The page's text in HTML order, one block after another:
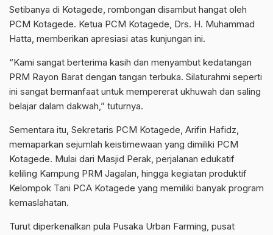
Setibanya di Kotagede, rombongan disambut hangat oleh
PCM Kotagede. Ketua PCM Kotagede, Drs. H. Muhammad
Hatta, memberikan apresiasi atas kunjungan ini.
“Kami sangat berterima kasih dan menyambut kedatangan
PRM Rayon Barat dengan tangan terbuka. Silaturahmi seperti
ini sangat bermanfaat untuk mempererat ukhuwah dan saling
belajar dalam dakwah,” tuturnya.
Sementara itu, Sekretaris PCM Kotagede, Arifin Hafidz,
memaparkan sejumlah keistimewaan yang dimiliki PCM
Kotagede. Mulai dari Masjid Perak, perjalanan edukatif
keliling Kampung PRM Jagalan, hingga kegiatan produktif
Kelompok Tani PCA Kotagede yang memiliki banyak program
kemaslahatan.
Turut diperkenalkan pula Pusaka Urban Farming, pusat